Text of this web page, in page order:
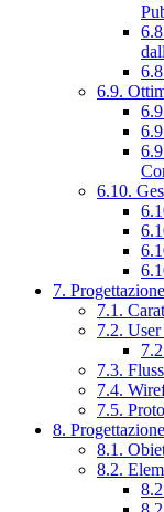
6.9.
6.10.
7.
7.1.
7.2.
7.3.
7.4.
7.5.
8.
8.1.
8.2.